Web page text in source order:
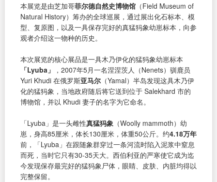
本展览是由芝加哥菲尔德自然史博物馆 （Field Museum of
Natural History）筹办的全球巡展，通过展出化石标本、模
型、复原图，以及一具保存完好的真猛犸象幼崽标本，向参
观者介绍这一物种的历史。
本次展览的核心展品是一具木乃伊化的猛犸象幼崽标本
「Lyuba」
，2007年5月一名涅涅茨人（Nenets）驯鹿员
Yuri Khudi 在俄罗斯亚马尔 （Yamal）半岛发现这具木乃伊
化的猛犸象，当地政府随后将它送到位于 Salekhard 市的
博物馆，并以 Khudi 妻子的名字为它命名。
「Lyuba」是一头雌性真猛犸象 （Woolly mammoth）幼
崽，身高85厘米，体长130厘米，体重50公斤。约4.18万年
前，「Lyuba」在跟随象群穿过一条河流时陷入泥浆中窒息
而死，当时它只有30-35天大。西伯利亚的严寒使它成为迄
今发现保存最完好的猛犸象尸体，眼睛、皮肤、内脏均得以
完整保留。